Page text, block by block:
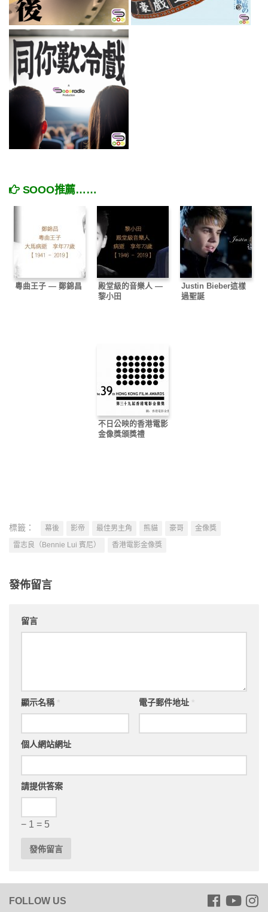
SOOO推薦……
粵曲王子 — 鄭錦昌
殿堂級的音樂人 —
黎小田
Justin Bieber這樣
過聖誕
不日公映的香港電影
金像獎頒獎禮
標籤： 幕後 影帝 最佳男主角 熊貓 豪哥
金像獎
雷志良（Bennie Lui 賓尼）
香港電影金像獎
發佈留言
留言
顯示名稱 電子郵件地址
個人網站網址
請提供答案
− 1 = 5